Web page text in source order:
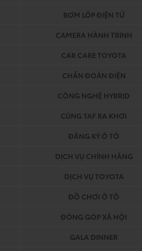
BƠM LỐP ĐIỆN TỬ
CAMERA HÀNH TRÌNH
CAR CARE TOYOTA
CHẨN ĐOÁN ĐIỆN
CÔNG NGHỆ HYBRID
CÙNG TAF RA KHƠI
ĐĂNG KÝ Ô TÔ
DỊCH VỤ CHÍNH HÃNG
DỊCH VỤ TOYOTA
ĐỒ CHƠI Ô TÔ
ĐÓNG GÓP XÃ HỘI
GALA DINNER